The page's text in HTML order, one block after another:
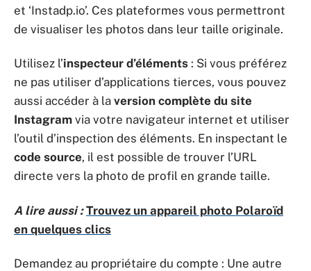
et ‘Instadp.io’. Ces plateformes vous permettront
de visualiser les photos dans leur taille originale.
Utilisez l’inspecteur d’éléments : Si vous préférez
ne pas utiliser d’applications tierces, vous pouvez
aussi accéder à la version complète du site
Instagram via votre navigateur internet et utiliser
l’outil d’inspection des éléments. En inspectant le
code source, il est possible de trouver l’URL
directe vers la photo de profil en grande taille.
A lire aussi : Trouvez un appareil photo Polaroïd
en quelques clics
Demandez au propriétaire du compte : Une autre